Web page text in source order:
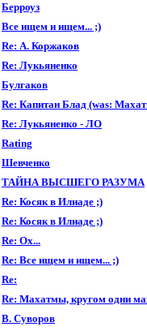
Берроуз
Все ищем и ищем... ;)
Re: А. Коржаков
Re: Лукьяненко
Булгаков
Re: Капитан Блад (was:
Re: Лyкьяненко - ЛО
Rating
Шевченко
ТАЙHА ВЫСШЕГО РАЗУМА
Re: Косяк в Илиаде ;)
Re: Косяк в Илиаде ;)
Re: Ох...
Re: Все ищем и ищем... ;)
Re:
Re: Махатмы, кpyгом одни
В. Сувоpов